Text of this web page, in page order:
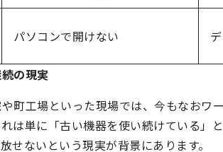
パソコンで開けない
の現実
町工場といった現場では、今もなおワ
は単に「古い機器を使い続けている」
せないという現実が背景にあります。